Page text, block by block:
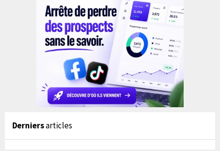
Derniersarticles